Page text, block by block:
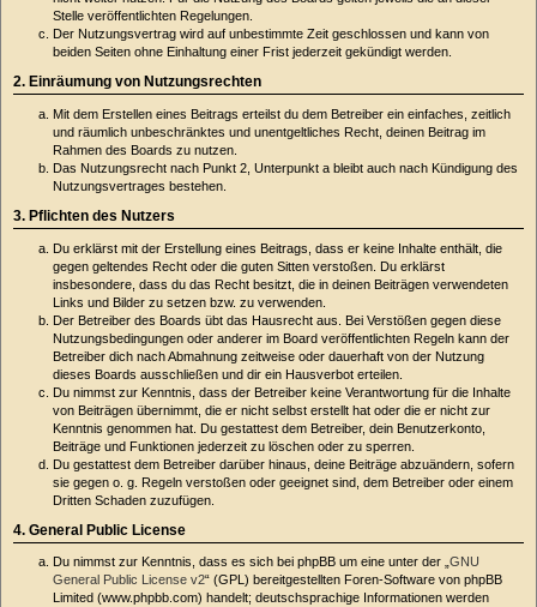
Stelle veröffentlichten Regelungen.
Der Nutzungsvertrag wird auf unbestimmte Zeit geschlossen und kann von
beiden Seiten ohne Einhaltung einer Frist jederzeit gekündigt werden.
2. Einräumung von Nutzungsrechten
Mit dem Erstellen eines Beitrags erteilst du dem Betreiber ein einfaches, zeitlich
und räumlich unbeschränktes und unentgeltliches Recht, deinen Beitrag im
Rahmen des Boards zu nutzen.
Das Nutzungsrecht nach Punkt 2, Unterpunkt a bleibt auch nach Kündigung des
Nutzungsvertrages bestehen.
3. Pflichten des Nutzers
Du erklärst mit der Erstellung eines Beitrags, dass er keine Inhalte enthält, die
gegen geltendes Recht oder die guten Sitten verstoßen. Du erklärst
insbesondere, dass du das Recht besitzt, die in deinen Beiträgen verwendeten
Links und Bilder zu setzen bzw. zu verwenden.
Der Betreiber des Boards übt das Hausrecht aus. Bei Verstößen gegen diese
Nutzungsbedingungen oder anderer im Board veröffentlichten Regeln kann der
Betreiber dich nach Abmahnung zeitweise oder dauerhaft von der Nutzung
dieses Boards ausschließen und dir ein Hausverbot erteilen.
Du nimmst zur Kenntnis, dass der Betreiber keine Verantwortung für die Inhalte
von Beiträgen übernimmt, die er nicht selbst erstellt hat oder die er nicht zur
Kenntnis genommen hat. Du gestattest dem Betreiber, dein Benutzerkonto,
Beiträge und Funktionen jederzeit zu löschen oder zu sperren.
Du gestattest dem Betreiber darüber hinaus, deine Beiträge abzuändern, sofern
sie gegen o. g. Regeln verstoßen oder geeignet sind, dem Betreiber oder einem
Dritten Schaden zuzufügen.
4. General Public License
Du nimmst zur Kenntnis, dass es sich bei phpBB um eine unter der „GNU
General Public License v2“ (GPL) bereitgestellten Foren-Software von phpBB
Limited (www.phpbb.com) handelt; deutschsprachige Informationen werden